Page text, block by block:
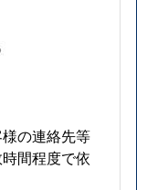
の連絡先等
間程度で依